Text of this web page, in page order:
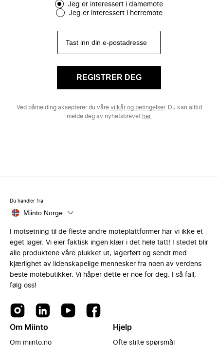
Jeg er interessert i damemote
Jeg er interessert i herremote
REGISTRER DEG
Ved påmelding aksepterer du våre vilkår og betingelser. Du kan alltid
melde deg av nyhetsbrevet her.
Du handler fra
Miinto Norge
I motsetning til de fleste andre moteplattformer har vi ikke et
eget lager. Vi eier faktisk ingen klær i det hele tatt! I stedet blir
alle produktene våre plukket ut, lagerført og sendt med
kjærlighet av lidenskapelige mennesker fra noen av verdens
beste motebutikker. Vi håper dette er noe for deg. I så fall,
følg oss!
Om Miinto
Om miinto.no
Hjelp
Ofte stilte spørsmål